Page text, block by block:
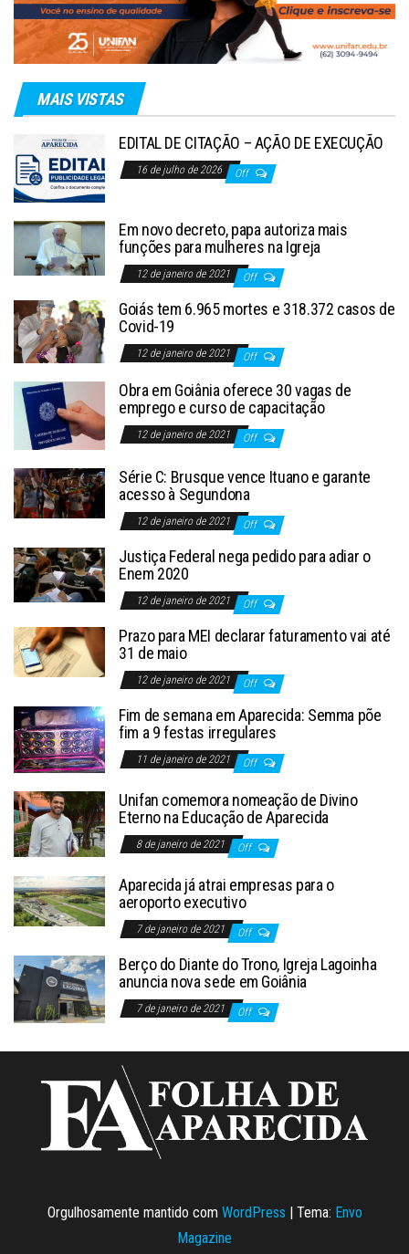
MAIS VISTAS
EDITAL DE CITAÇÃO – AÇÃO DE EXECUÇÃO
16 de julho de 2026 Off
Em novo decreto, papa autoriza mais
funções para mulheres na Igreja
12 de janeiro de 2021 Off
Goiás tem 6.965 mortes e 318.372 casos de
Covid-19
12 de janeiro de 2021 Off
Obra em Goiânia oferece 30 vagas de
emprego e curso de capacitação
12 de janeiro de 2021 Off
Série C: Brusque vence Ituano e garante
acesso à Segundona
12 de janeiro de 2021 Off
Justiça Federal nega pedido para adiar o
Enem 2020
12 de janeiro de 2021 Off
Prazo para MEI declarar faturamento vai até
31 de maio
12 de janeiro de 2021 Off
Fim de semana em Aparecida: Semma põe
fim a 9 festas irregulares
11 de janeiro de 2021 Off
Unifan comemora nomeação de Divino
Eterno na Educação de Aparecida
8 de janeiro de 2021 Off
Aparecida já atrai empresas para o
aeroporto executivo
7 de janeiro de 2021 Off
Berço do Diante do Trono, Igreja Lagoinha
anuncia nova sede em Goiânia
7 de janeiro de 2021 Off
Orgulhosamente mantido com WordPress | Tema: Envo
Magazine